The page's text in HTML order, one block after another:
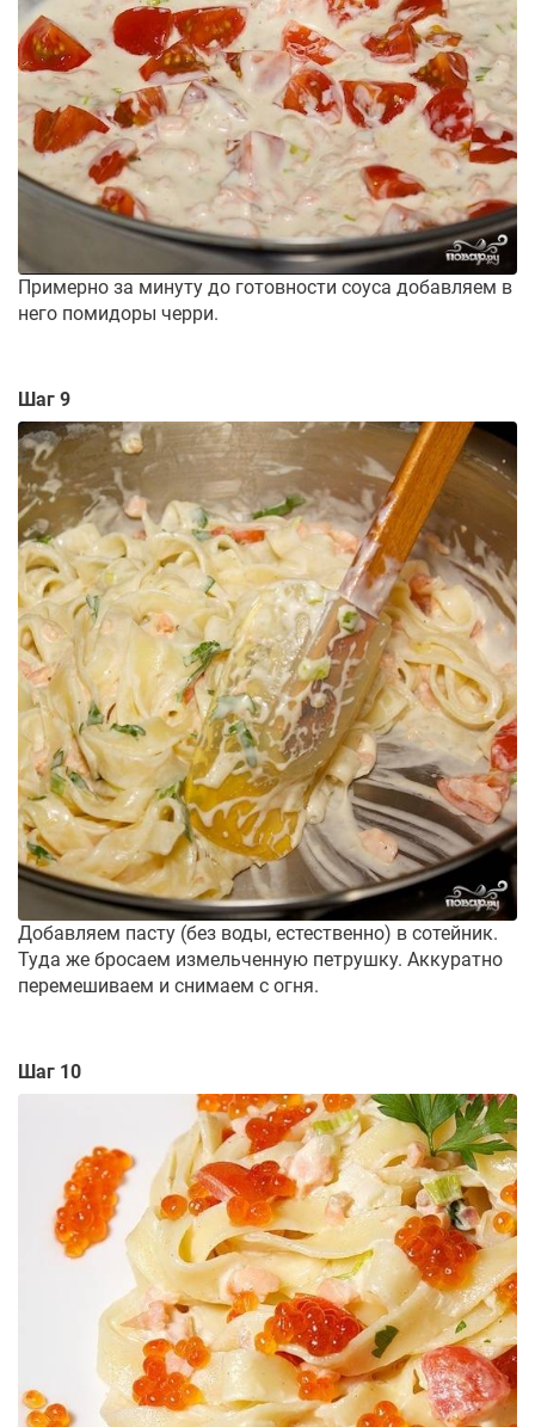
Примерно за минуту до готовности соуса добавляем в
него помидоры черри.
Шаг 9
Добавляем пасту (без воды, естественно) в сотейник.
Туда же бросаем измельченную петрушку. Аккуратно
перемешиваем и снимаем с огня.
Шаг 10